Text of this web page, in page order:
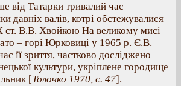
від Татарки тривалий час
давніх валів, котрі обстежувалися
ст. В.В. Хвойкою На великому мисі
– горі Юрковиці у 1965 р. Є.В.
її зриття, частково досліджено
культури, укріплене городище
[Толочко 1970, с. 47].